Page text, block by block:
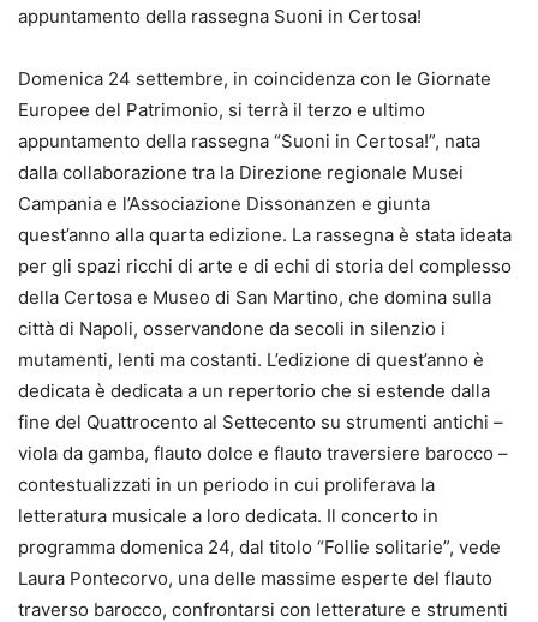
appuntamento della rassegna Suoni in Certosa!
Domenica 24 settembre, in coincidenza con le Giornate
Europee del Patrimonio, si terrà il terzo e ultimo
appuntamento della rassegna “Suoni in Certosa!”, nata
dalla collaborazione tra la Direzione regionale Musei
Campania e l’Associazione Dissonanzen e giunta
quest’anno alla quarta edizione. La rassegna è stata ideata
per gli spazi ricchi di arte e di echi di storia del complesso
della Certosa e Museo di San Martino, che domina sulla
città di Napoli, osservandone da secoli in silenzio i
mutamenti, lenti ma costanti. L’edizione di quest’anno è
dedicata è dedicata a un repertorio che si estende dalla
fine del Quattrocento al Settecento su strumenti antichi –
viola da gamba, flauto dolce e flauto traversiere barocco –
contestualizzati in un periodo in cui proliferava la
letteratura musicale a loro dedicata. Il concerto in
programma domenica 24, dal titolo “Follie solitarie”, vede
Laura Pontecorvo, una delle massime esperte del flauto
traverso barocco, confrontarsi con letterature e strumenti